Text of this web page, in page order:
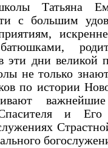
Татьяна
с большим
дни великой
не только
по истории
и Его